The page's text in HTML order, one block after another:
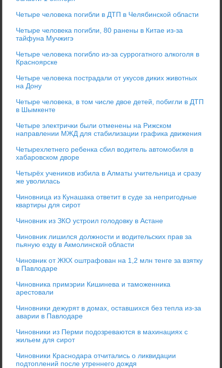
Четыре человека погибли в ДТП в Челябинской области
Четыре человека погибли, 80 ранены в Китае из-за
тайфуна Мучжигэ
Четыре человека погибло из-за суррогатного алкоголя в
Красноярске
Четыре человека пострадали от укусов диких животных
на Дону
Четыре человека, в том числе двое детей, побигли в ДТП
в Шымкенте
Четыре электрички были отменены на Рижском
направлении МЖД для стабилизации графика движения
Четырехлетнего ребенка сбил водитель автомобиля в
хабаровском дворе
Четырёх учеников избила в Алматы учительница и сразу
же уволилась
Чиновница из Кунашака ответит в суде за непригодные
квартиры для сирот
Чиновник из ЗКО устроил голодовку в Астане
Чиновник лишился должности и водительских прав за
пьяную езду в Акмолинской области
Чиновник от ЖКХ оштрафован на 1,2 млн тенге за взятку
в Павлодаре
Чиновника примэрии Кишинева и таможенника
арестовали
Чиновники дежурят в домах, оставшихся без тепла из-за
аварии в Павлодаре
Чиновники из Перми подозреваются в махинациях с
жильем для сирот
Чиновники Краснодара отчитались о ликвидации
подтоплений после утреннего дождя